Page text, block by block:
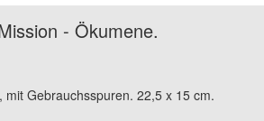
- Ökumene.
Gebrauchsspuren. 22,5 x 15 cm.